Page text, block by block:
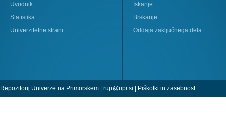
Uvodnik
Statistika
Univerzitetne strani
Iskanje
Brskanje
Oddaja zaključnega dela
Repozitorij Univerze na Primorskem | rup@upr.si Piškotki in zasebnost